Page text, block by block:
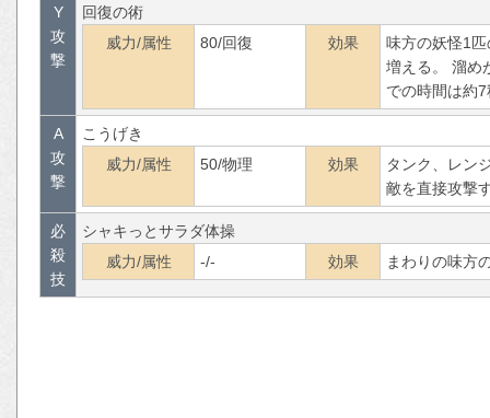
Y
攻
撃
回復の術
威力/属性
80/回復 効果
味方の妖怪1
増える。 溜め
での時間は約
A
攻
撃
こうげき
威力/属性
50/物理 効果
タンク、レン
敵を直接攻撃
必
殺
技
シャキっとサラダ体操
威力/属性
-/- 効果 まわりの味方